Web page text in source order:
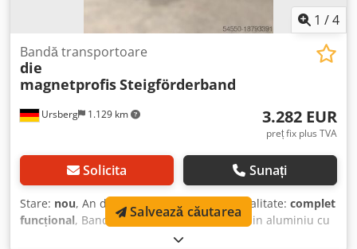
1 /4
Ursberg 1.129 km
Bandă transportoare
die
magnetprofisSteigförderband
3.282 EUR
preț fix plus TVA
Solicita Sunați
Stare: nou, An de fabricație: 2025, Funcționalitate: complet
funcțional, Banda transportoare înclinată din aluminiu cu
structură de susținere inclusiv picioare reglabile de nivel și
Salvează căutarea